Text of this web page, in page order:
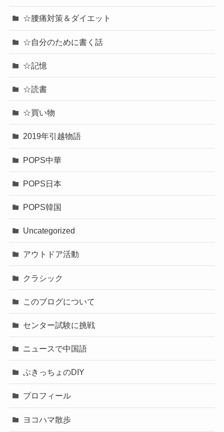
☆腰痛対策＆ダイエット
☆自分のために書く話
☆記憶
☆読書
☆買い物
2019年引越物語
POPS中華
POPS日本
POPS韓国
Uncategorized
アウトドア活動
クラシック
このブログについて
センター試験に挑戦
ニュースで中国語
ぶきっちょのDIY
プロフィール
ヨコハマ散歩